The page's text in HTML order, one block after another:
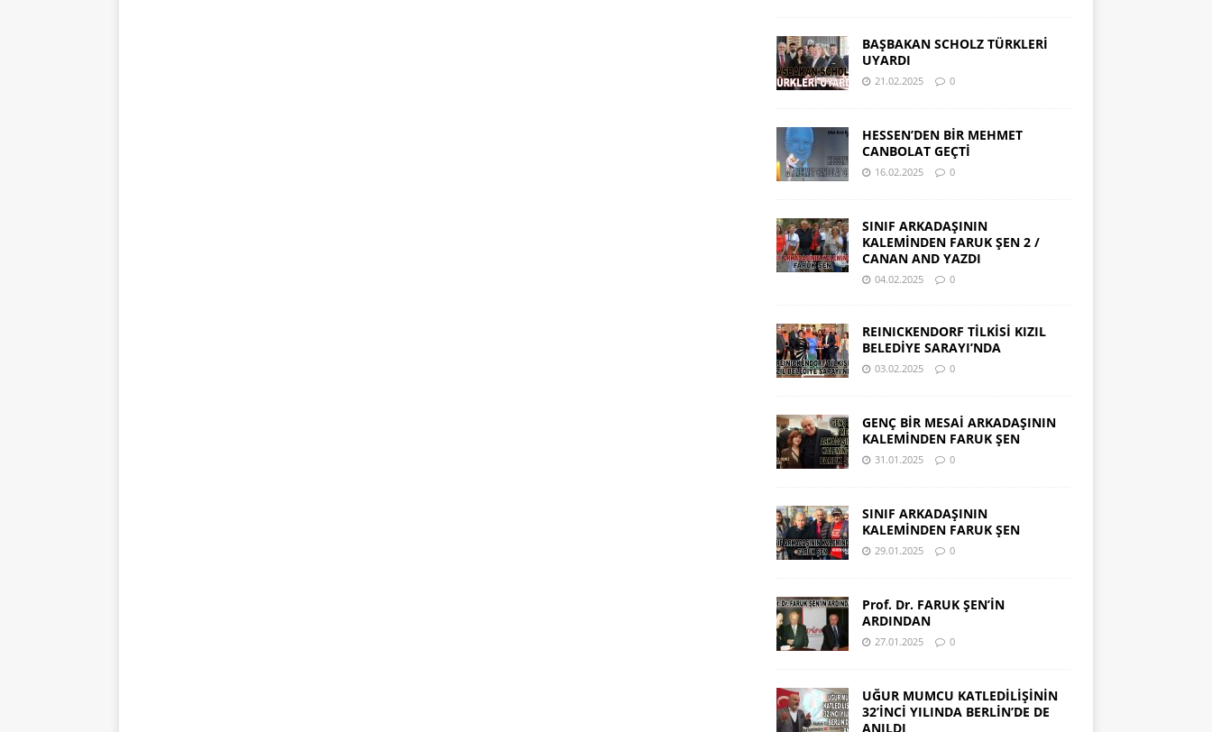
BAŞBAKAN SCHOLZ TÜRKLERİ
UYARDI
21.02.2025 0
HESSEN’DEN BİR MEHMET
CANBOLAT GEÇTİ
16.02.2025 0
SINIF ARKADAŞININ
KALEMİNDEN FARUK ŞEN 2 /
CANAN AND YAZDI
04.02.2025 0
REINICKENDORF TİLKİSİ KIZIL
BELEDİYE SARAYI’NDA
03.02.2025 0
GENÇ BİR MESAİ ARKADAŞININ
KALEMİNDEN FARUK ŞEN
31.01.2025 0
SINIF ARKADAŞININ
KALEMİNDEN FARUK ŞEN
29.01.2025 0
Prof. Dr. FARUK ŞEN’İN
ARDINDAN
27.01.2025 0
UĞUR MUMCU KATLEDİLİŞİNİN
32’İNCİ YILINDA BERLİN’DE DE
ANILDI